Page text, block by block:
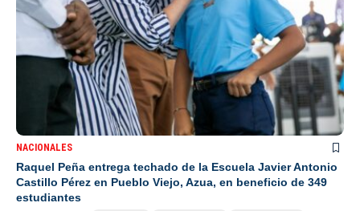
NACIONALES
Raquel Peña entrega techado de la Escuela Javier Antonio
Castillo Pérez en Pueblo Viejo, Azua, en beneficio de 349
estudiantes